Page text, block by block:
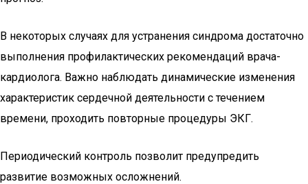
В некоторых случаях для устранения синдрома достаточно
выполнения профилактических рекомендаций врача-
кардиолога. Важно наблюдать динамические изменения
характеристик сердечной деятельности с течением
времени, проходить повторные процедуры ЭКГ.
Периодический контроль позволит предупредить
развитие возможных осложнений.